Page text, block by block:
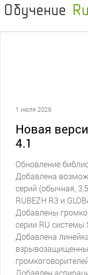
Обучение
1 июля 2026
Новая
4.1
Обновление
Добавлена
серий (обычная,
RUBEZH R3 и
Добавлены
серии RU системы
Добавлена
Добавлен